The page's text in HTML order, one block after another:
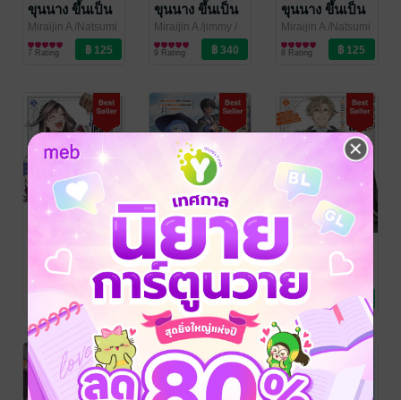
ขุนนาง ขึ้นเป็น
ใหญ่ด้วยสกิล
ประเมิน -พอ
บุคคลชั้นยอด
แสนงอกง่อยที่
รับสืบทอดก็
กลายเป็นแคว้น
สุดแกร่ง- 7
Miraijin A /Natsumi
Inoue /jimmy/
LUCKPIM
การ์ตูนทั่วไป
7 Rating
ขุนนาง ขึ้นเป็น
ใหญ่ด้วยสกิล
ประเมิน -พอ
บุคคลชั้นยอด
แสนงอกง่อยที่
รับสืบทอดก็
กลายเป็นแคว้น
สุดแกร่ง-
(นิยาย) 04
Miraijin A /jimmy /
LUCKPIM
Publishing
ไลท์โนเวล
9 Rating
ขุนนาง ขึ้นเป็น
ใหญ่ด้วยสกิล
ประเมิน -พอ
บุคคลชั้นยอด
แสนงอกง่อยที่
รับสืบทอดก็
กลายเป็นแคว้น
สุดแกร่ง- 6
Miraijin A /Natsumi
Inoue /jimmy/
LUCKPIM
การ์ตูนทั่วไป
8 Rating
เกิดใหม่เป็น
ขุนนาง ขึ้นเป็น
ใหญ่ด้วยสกิล
ประเมิน -พอ
บุคคลชั้นยอด
เข้ามา แคว้น
แสนงอกง่อยที่
รับสืบทอดก็
กลายเป็นแคว้น
Miraijin A /Natsumi
Inoue /jimmy
LUCKPIM
Publishing
การ์ตูนทั่วไป
เกิดใหม่เป็น
ขุนนาง ขึ้นเป็น
ใหญ่ด้วยสกิล
ประเมิน -พอ
บุคคลชั้นยอด
เข้ามา แคว้น
แสนงอกง่อยที่
รับสืบทอดก็
กลายเป็นแคว้น
Miraijin A /jimmy /
LUCKPIM
Publishing
ไลท์โนเวล
9 Rating
เกิดใหม่เป็น
ขุนนาง ขึ้นเป็น
ใหญ่ด้วยสกิล
ประเมิน -พอ
บุคคลชั้นยอด
เข้ามา แคว้น
แสนงอกง่อยที่
รับสืบทอดก็
กลายเป็นแคว้น
Miraijin A /Natsumi
Inoue /jimmy
LUCKPIM
Publishing
การ์ตูนทั่วไป
18 Rating